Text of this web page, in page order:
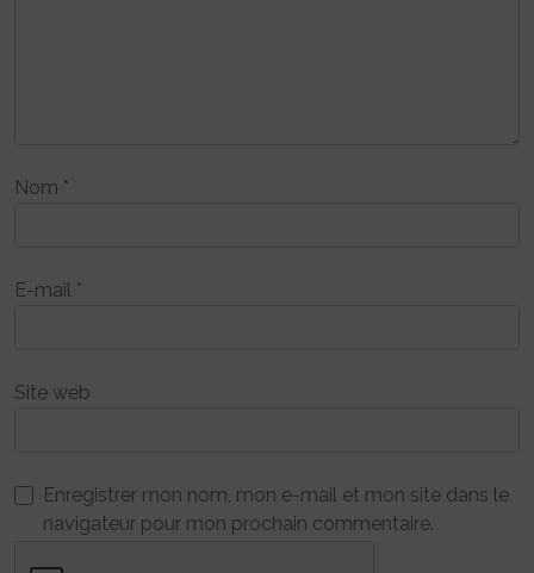
Nom *
E-mail *
Site web
Enregistrer mon nom, mon e-mail et mon site dans le
navigateur pour mon prochain commentaire.